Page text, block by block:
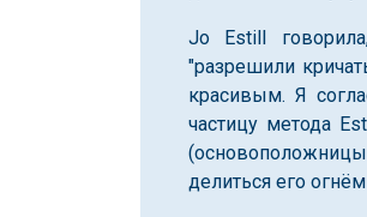
Jo Estill
"разрешили
красивым. Я
частицу метода
делиться его